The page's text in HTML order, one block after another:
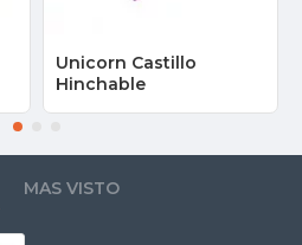
Unicorn Castillo
Hinchable
MAS VISTO